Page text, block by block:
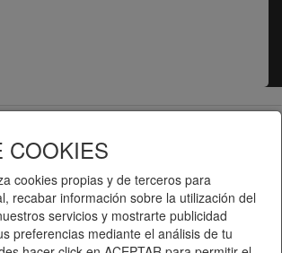
COOKIES
cookies propias y de terceros para
recabar información sobre la utilización del
servicios y mostrarte publicidad
preferencias mediante el análisis de tu